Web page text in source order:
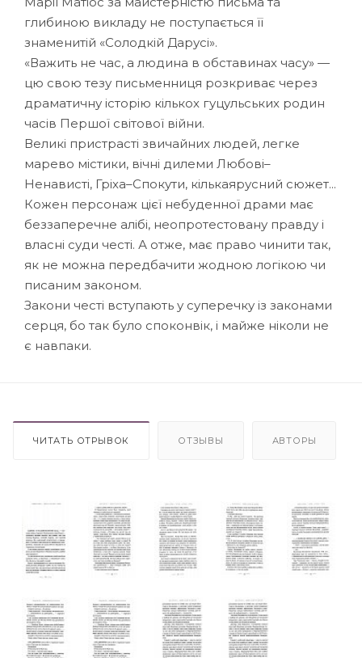
глибиною викладу не поступається її
знаменитій «Солодкій Дарусі».
«Важить не час, а людина в обставинах часу» —
цю свою тезу письменниця розкриває через
драматичну історію кількох гуцульських родин
часів Першої світової війни.
Великі пристрасті звичайних людей, легке
марево містики, вічні дилеми Любові–
Ненависті, Гріха–Спокути, кілька­ярусний сюжет...
Кожен персо­наж цієї небуденної драми має
беззаперечне алібі, неопротестовану правду і
власні суди честі. А отже, має право чинити так,
як не можна передбачити жодною логікою чи
писаним законом.
Закони честі вступа­ють у суперечку із законами
серця, бо так було споконвік, і майже ніколи не
є навпаки.
ЧИТАТЬ ОТРЫВОК ОТЗЫВЫ АВТОРЫ